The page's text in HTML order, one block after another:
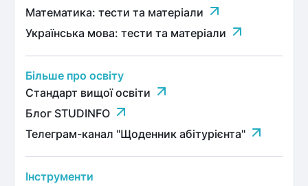
Математика: тести та матеріали
Українська мова: тести та матеріали
Більше про освіту
Стандарт вищої освіти
Блог STUDINFO
Телеграм-канал "Щоденник абітурієнта"
Інструменти